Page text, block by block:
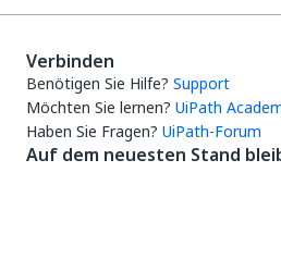
Verbinden
Benötigen Sie Hilfe? Support
Möchten Sie lernen? UiPath
Haben Sie Fragen? UiPath-Forum
Auf dem neuesten Stand